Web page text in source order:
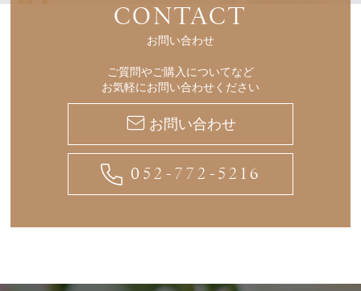
CONTACT
お問い合わせ
ご質問やご購入についてなど
お気軽にお問い合わせください
お問い合わせ
052-772-5216